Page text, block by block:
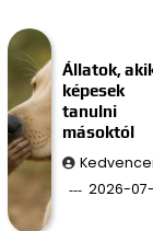
Állatok,
képesek
tanulni
másoktól
2026-